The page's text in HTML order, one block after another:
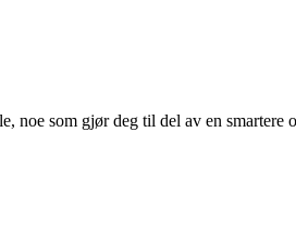
som gjør deg til del av en